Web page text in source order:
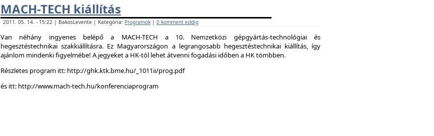
MACH-TECH kiállítás
2011. 05. 14. - 15:22 | BakosLevente | Kategória: Programok | 0 komment eddig
Van néhány ingyenes belépő a MACH-TECH a 10. Nemzetközi gépgyártás-technológiai és
hegesztéstechnikai szakkiállításra. Ez Magyarországon a legrangosabb hegesztéstechnikai kiállítás, így
ajánlom mindenki figyelmébe! A jegyeket a HK-tól lehet átvenni fogadási időben a HK tömbben.
Részletes program itt: http://ghk.ktk.bme.hu/_1011ii/prog.pdf
és itt: http://www.mach-tech.hu/konferenciaprogram